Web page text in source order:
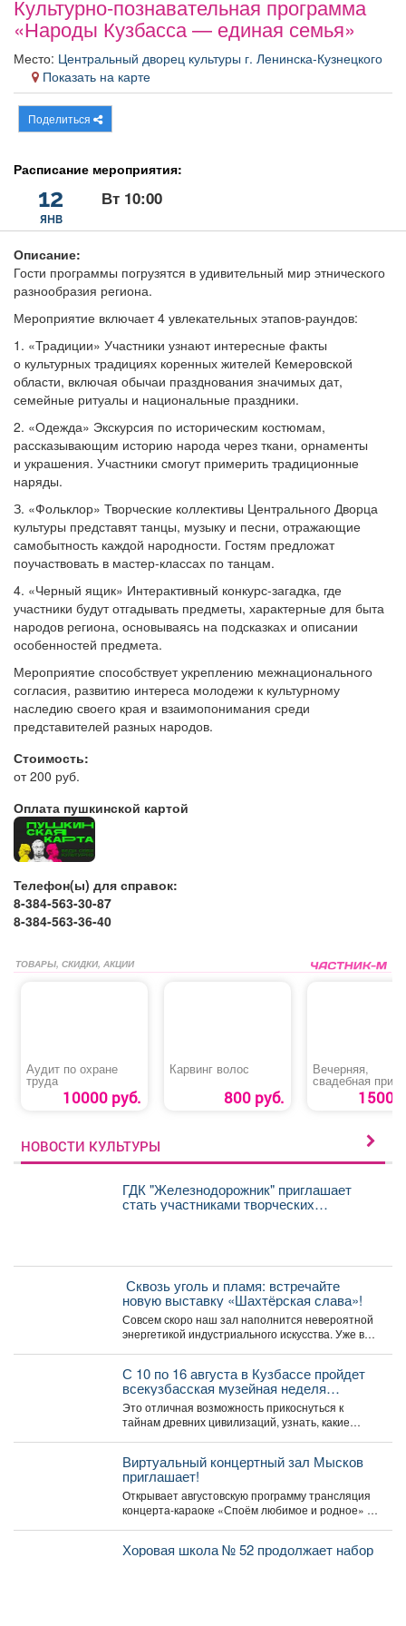
Афиша Обучение Проекты
Товары
ТВ программа
Культурно-познавательная программа
«Народы Кузбасса — единая семья»
Место: Центральный дворец культуры г. Ленинска-Кузнецкого
Показать на карте
Поделиться
Расписание мероприятия:
12
ЯНВ
Вт 10:00
Описание:
Гости программы погрузятся в удивительный мир этнического
разнообразия региона.
Мероприятие включает 4 увлекательных этапов-раундов:
1. «Традиции» Участники узнают интересные факты
о культурных традициях коренных жителей Кемеровской
области, включая обычаи празднования значимых дат,
семейные ритуалы и национальные праздники.
2. «Одежда» Экскурсия по историческим костюмам,
рассказывающим историю народа через ткани, орнаменты
и украшения. Участники смогут примерить традиционные
наряды.
З. «Фольклор» Творческие коллективы Центрального Дворца
культуры представят танцы, музыку и песни, отражающие
самобытность каждой народности. Гостям предложат
поучаствовать в мастер-классах по танцам.
4. «Черный ящик» Интерактивный конкурс-загадка, где
участники будут отгадывать предметы, характерные для быта
народов региона, основываясь на подсказках и описании
особенностей предмета.
Мероприятие способствует укреплению межнационального
согласия, развитию интереса молодежи к культурному
наследию своего края и взаимопонимания среди
представителей разных народов.
Стоимость:
от 200 руб.
Оплата пушкинской картой
Телефон(ы) для справок:
8-384-563-30-87
8-384-563-36-40
ТОВАРЫ, СКИДКИ, АКЦИИ
Аудит по охране
труда
10000 руб.
Карвинг волос
800 руб.
Вечерняя,
свадебная
1500
НОВОСТИ КУЛЬТУРЫ
ГДК "Железнодорожник" приглашает
стать участниками творческих
️ Сквозь уголь и пламя: встречайте
новую выставку «Шахтёрская слава»!
Совсем скоро наш зал наполнится невероятной
энергетикой индустриального искусства. Уже в
С 10 по 16 августа в Кузбассе пройдет
всекузбасская музейная неделя
археологии и палеонтологии.
Это отличная возможность прикоснуться к
тайнам древних цивилизаций, узнать, какие
Виртуальный концертный зал Мысков
приглашает!
Открывает августовскую программу трансляция
концерта-караоке «Споём любимое и родное» -
Хоровая школа № 52 продолжает набор